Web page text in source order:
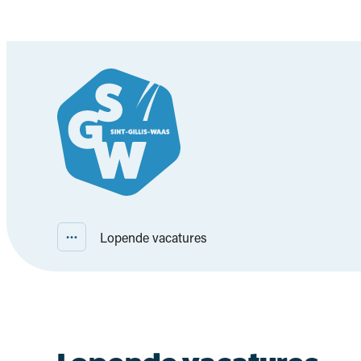
Lokaal bestuur Sint-Gillis-Waas
Toon alle broodkruimel items
Lopende vacatures